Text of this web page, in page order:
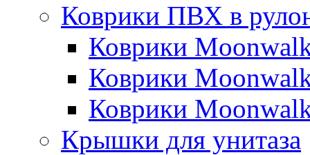
Коврики ПВХ в
Коврики
Коврики
Коврики
Крышки для унитаза